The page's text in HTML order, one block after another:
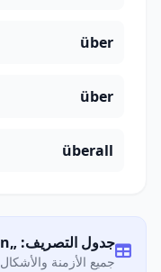
über
über
überall
جدول التصريف: „überreden"
جميع الأزمنة والأشكال